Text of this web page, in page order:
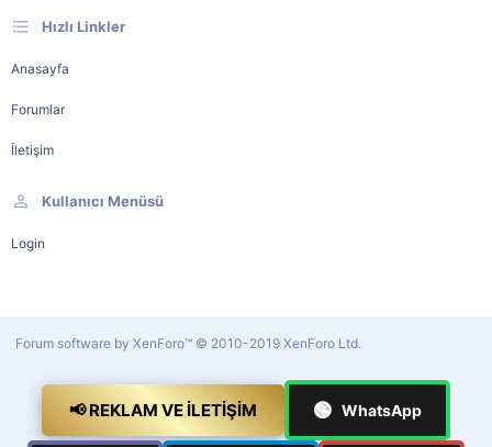
Hızlı Linkler
Anasayfa
Forumlar
İletişim
Kullanıcı Menüsü
Login
Forum software by XenForo™ © 2010-2019 XenForo Ltd.
📢 REKLAM VE İLETIŞIM 🟢 WhatsApp